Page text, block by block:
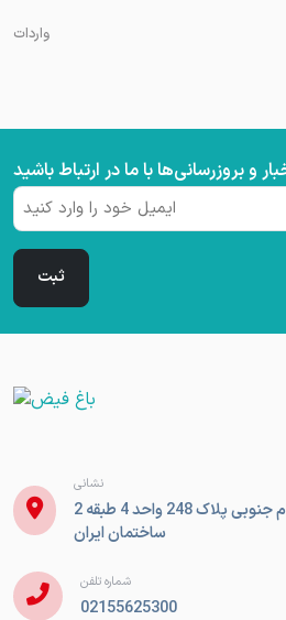
واردات
ایمیل
نشانی
تهران میدان محمدیه خیام جنوبی پلاک 248 واحد 4 طبقه 2
ساختمان ایران
شماره تلفن
02155625300